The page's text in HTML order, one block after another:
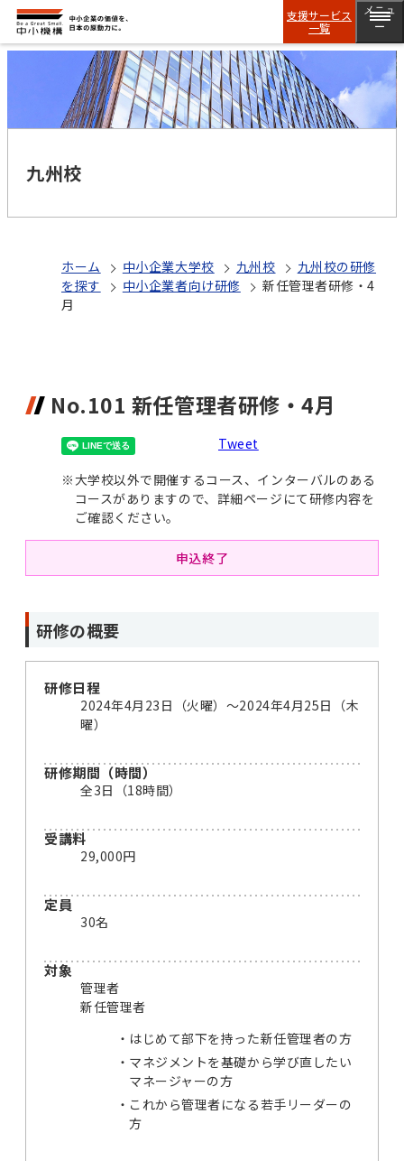
支援サービス
一覧
メニュ
ー
九州校
ホーム 中小企業大学校 九州校
九州校の研修
を探す
中小企業者向け研修
新任管理者研修・4
月
No.101 新任管理者研修・4月
Tweet
※大学校以外で開催するコース、インターバルのある
コースがありますので、詳細ページにて研修内容を
ご確認ください。
申込終了
研修の概要
研修日程
2024年4月23日（火曜）〜2024年4月25日（木
曜）
研修期間（時間）
全3日（18時間）
受講料
29,000円
定員
30名
対象
管理者
新任管理者
はじめて部下を持った新任管理者の方
マネジメントを基礎から学び直したい
マネージャーの方
これから管理者になる若手リーダーの
方